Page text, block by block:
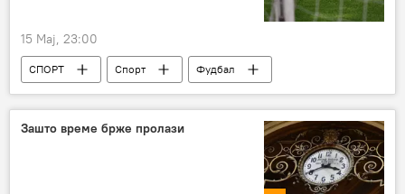
15 Мај, 23:00
СПОРТ Спорт Фудбал
Зашто време брже пролази